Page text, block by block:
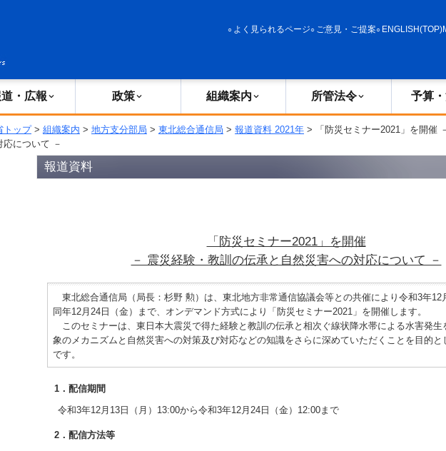
よく見られるページ ご意見・ご提案 ENGLISH(TOP)
・広報 政策 組織案内 所管法令 予算
トップ> 組織案内 > 地方支分部局 > 東北総合通信局 > 報道資料 2021年 > 「防災セミナー2021」を開催
応について －
報道資料
「防災セミナー2021」を開催
－ 震災経験・教訓の伝承と自然災害への対応について －
東北総合通信局（局長：杉野 勲）は、東北地方非常通信協議会等との共催により令和3年12
同年12月24日（金）まで、オンデマンド方式により「防災セミナー2021」を開催します。
このセミナーは、東日本大震災で得た経験と教訓の伝承と相次ぐ線状降水帯による水害発生
象のメカニズムと自然災害への対策及び対応などの知識をさらに深めていただくことを目的と
です。
1．配信期間
令和3年12月13日（月）13:00から令和3年12月24日（金）12:00まで
2．配信方法等